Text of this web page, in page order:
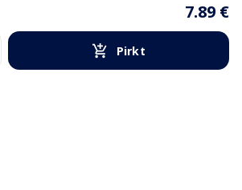
7.89 €
Pirkt